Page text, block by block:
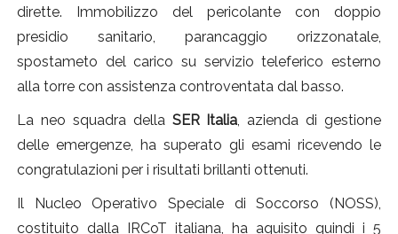
dirette. Immobilizzo del pericolante con doppio
presidio sanitario, parancaggio orizzonatale,
spostameto del carico su servizio teleferico esterno
alla torre con assistenza controventata dal basso.
La neo squadra della SER Italia, azienda di gestione
delle emergenze, ha superato gli esami ricevendo le
congratulazioni per i risultati brillanti ottenuti.
Il Nucleo Operativo Speciale di Soccorso (NOSS),
costituito dalla IRCoT italiana, ha aquisito quindi i 5